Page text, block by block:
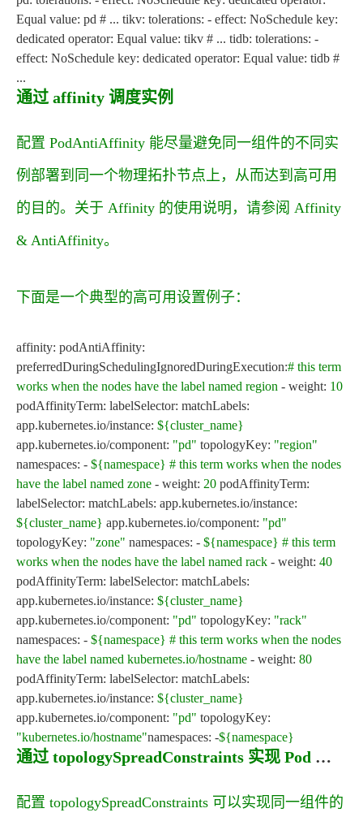
Equal value: pd # ... tikv: tolerations: - effect: NoSchedule key:
dedicated operator: Equal value: tikv # ... tidb: tolerations: -
effect: NoSchedule key: dedicated operator: Equal value: tidb #
...
通过 affinity 调度实例
配置 PodAntiAffinity 能尽量避免同一组件的不同实
例部署到同一个物理拓扑节点上，从而达到高可用
的目的。关于 Affinity 的使用说明，请参阅 Affinity
& AntiAffinity。
下面是一个典型的高可用设置例子：
affinity: podAntiAffinity:
preferredDuringSchedulingIgnoredDuringExecution:# this term
works when the nodes have the label named region - weight: 10
podAffinityTerm: labelSelector: matchLabels:
app.kubernetes.io/instance: ${cluster_name}
app.kubernetes.io/component: "pd" topologyKey: "region"
namespaces: - ${namespace} # this term works when the nodes
have the label named zone - weight: 20 podAffinityTerm:
labelSelector: matchLabels: app.kubernetes.io/instance:
${cluster_name} app.kubernetes.io/component: "pd"
topologyKey: "zone" namespaces: - ${namespace} # this term
works when the nodes have the label named rack - weight: 40
podAffinityTerm: labelSelector: matchLabels:
app.kubernetes.io/instance: ${cluster_name}
app.kubernetes.io/component: "pd" topologyKey: "rack"
namespaces: - ${namespace} # this term works when the nodes
have the label named kubernetes.io/hostname - weight: 80
podAffinityTerm: labelSelector: matchLabels:
app.kubernetes.io/instance: ${cluster_name}
app.kubernetes.io/component: "pd" topologyKey:
"kubernetes.io/hostname"namespaces: -${namespace}
通过 topologySpreadConstraints 实现 Pod 均匀分布
配置 topologySpreadConstraints 可以实现同一组件的